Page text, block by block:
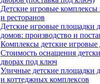
Детские игровые
и ресторанов
Детские игровые площадки
домов: производство и
Комплексы детские
Стоимость оснащения
дворах под ключ
Уличные детские площадки
и коттеджных комплексов